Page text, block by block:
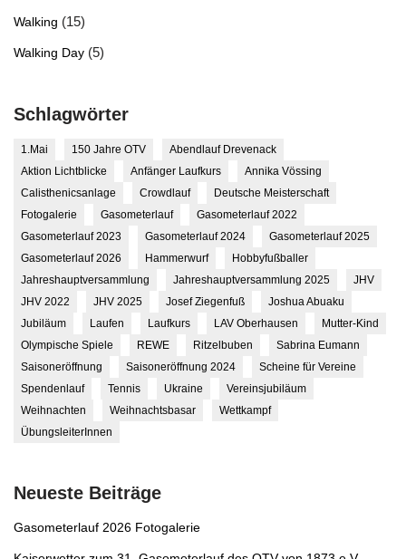
Walking (15)
Walking Day (5)
Schlagwörter
1.Mai 150 Jahre OTV
Abendlauf Drevenack
Aktion Lichtblicke
Anfänger Laufkurs
Annika Vössing
Calisthenicsanlage
Crowdlauf
Deutsche Meisterschaft
Fotogalerie
Gasometerlauf
Gasometerlauf 2022
Gasometerlauf 2023
Gasometerlauf 2024
Gasometerlauf 2025
Gasometerlauf 2026
Hammerwurf
Hobbyfußballer
Jahreshauptversammlung
Jahreshauptversammlung 2025
JHV
JHV 2022
JHV 2025 Josef Ziegenfuß
Joshua Abuaku
Jubiläum
Laufen Laufkurs LAV Oberhausen
Mutter-Kind
Olympische Spiele
REWE Ritzelbuben
Sabrina Eumann
Saisoneröffnung
Saisoneröffnung 2024
Scheine für Vereine
Spendenlauf
Tennis Ukraine
Vereinsjubiläum
Weihnachten
Weihnachtsbasar
Wettkampf
ÜbungsleiterInnen
Neueste Beiträge
Gasometerlauf 2026 Fotogalerie